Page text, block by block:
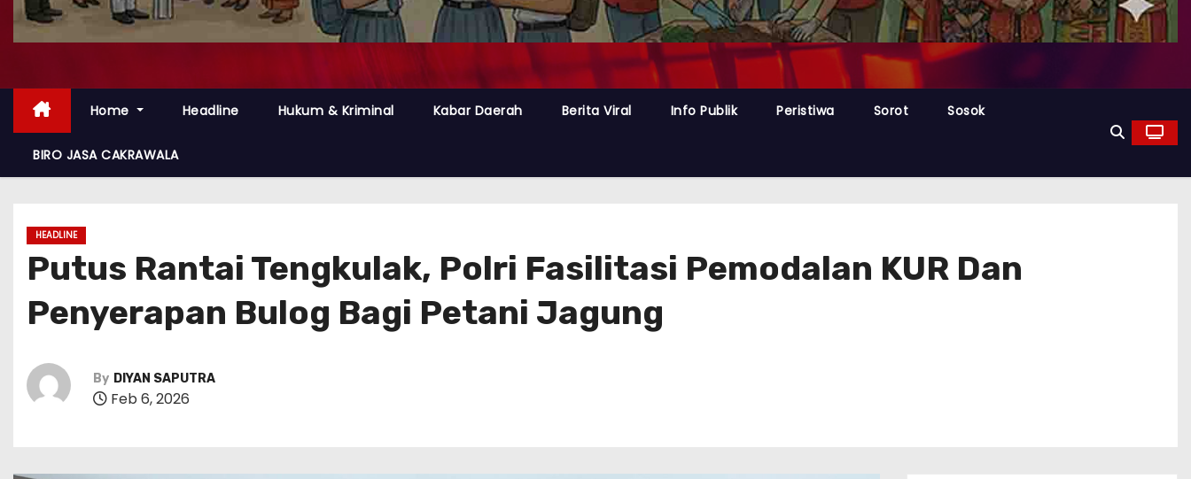
Home Headline Hukum & Kriminal Kabar Daerah Berita Viral Info Publik Peristiwa Sorot Sosok
BIRO JASA CAKRAWALA
HEADLINE
Putus Rantai Tengkulak, Polri Fasilitasi Pemodalan KUR Dan
Penyerapan Bulog Bagi Petani Jagung
By DIYAN SAPUTRA
Feb 6, 2026